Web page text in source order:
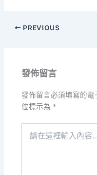
PREVIOUS
發佈留言
發佈留言必須填寫的電
位標示為 *